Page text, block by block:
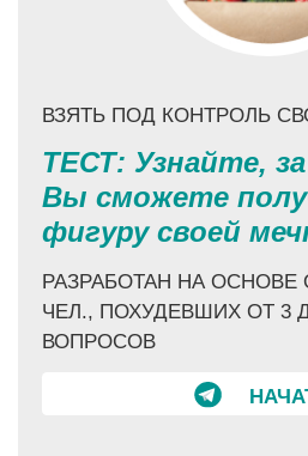
ВЗЯТЬ ПОД КОНТРОЛЬ
ТЕСТ: Узнайте,
Вы сможете
фигуру своей
РАЗРАБОТАН НА ОСНОВЕ
ЧЕЛ., ПОХУДЕВШИХ ОТ 3
ВОПРОСОВ